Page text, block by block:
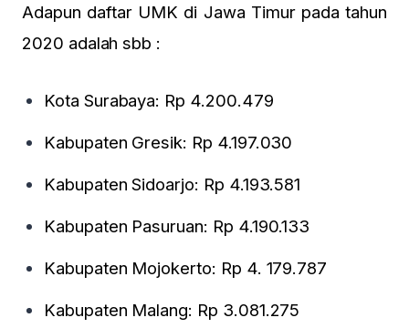
Adapun daftar UMK di Jawa Timur pada tahun
2020 adalah sbb :
Kota Surabaya: Rp 4.200.479
Kabupaten Gresik: Rp 4.197.030
Kabupaten Sidoarjo: Rp 4.193.581
Kabupaten Pasuruan: Rp 4.190.133
Kabupaten Mojokerto: Rp 4. 179.787
Kabupaten Malang: Rp 3.081.275